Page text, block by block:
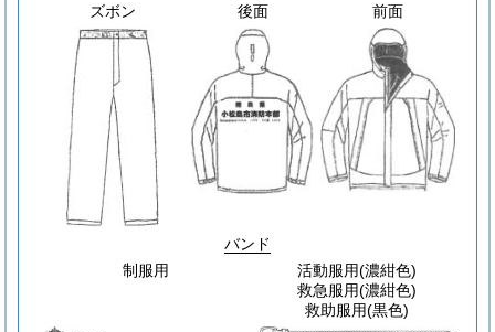
ズボン
後面 前面
バンド
制服用
活動服用(濃紺色)
救急服用(濃紺色)
救助服用(黒色)